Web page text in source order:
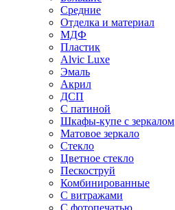
Средние
Отделка и материал
МДФ
Пластик
Alvic Luxe
Эмаль
Акрил
ДСП
С патиной
Шкафы-купе с зеркалом
Матовое зеркало
Стекло
Цветное стекло
Пескоструй
Комбинированные
С витражами
С фотопечатью